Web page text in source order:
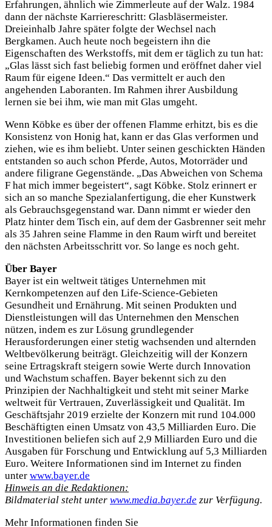
Erfahrungen, ähnlich wie Zimmerleute auf der Walz. 1984
dann der nächste Karriereschritt: Glasbläsermeister.
Dreieinhalb Jahre später folgte der Wechsel nach
Bergkamen. Auch heute noch begeistern ihn die
Eigenschaften des Werkstoffs, mit dem er täglich zu tun hat:
„Glas lässt sich fast beliebig formen und eröffnet daher viel
Raum für eigene Ideen.“ Das vermittelt er auch den
angehenden Laboranten. Im Rahmen ihrer Ausbildung
lernen sie bei ihm, wie man mit Glas umgeht.
Wenn Köbke es über der offenen Flamme erhitzt, bis es die
Konsistenz von Honig hat, kann er das Glas verformen und
ziehen, wie es ihm beliebt. Unter seinen geschickten Händen
entstanden so auch schon Pferde, Autos, Motorräder und
andere filigrane Gegenstände. „Das Abweichen von Schema
F hat mich immer begeistert“, sagt Köbke. Stolz erinnert er
sich an so manche Spezialanfertigung, die eher Kunstwerk
als Gebrauchsgegenstand war. Dann nimmt er wieder den
Platz hinter dem Tisch ein, auf dem der Gasbrenner seit mehr
als 35 Jahren seine Flamme in den Raum wirft und bereitet
den nächsten Arbeitsschritt vor. So lange es noch geht.
Über Bayer
Bayer ist ein weltweit tätiges Unternehmen mit
Kernkompetenzen auf den Life-Science-Gebieten
Gesundheit und Ernährung. Mit seinen Produkten und
Dienstleistungen will das Unternehmen den Menschen
nützen, indem es zur Lösung grundlegender
Herausforderungen einer stetig wachsenden und alternden
Weltbevölkerung beiträgt. Gleichzeitig will der Konzern
seine Ertragskraft steigern sowie Werte durch Innovation
und Wachstum schaffen. Bayer bekennt sich zu den
Prinzipien der Nachhaltigkeit und steht mit seiner Marke
weltweit für Vertrauen, Zuverlässigkeit und Qualität. Im
Geschäftsjahr 2019 erzielte der Konzern mit rund 104.000
Beschäftigten einen Umsatz von 43,5 Milliarden Euro. Die
Investitionen beliefen sich auf 2,9 Milliarden Euro und die
Ausgaben für Forschung und Entwicklung auf 5,3 Milliarden
Euro. Weitere Informationen sind im Internet zu finden
unter www.bayer.de
Hinweis an die Redaktionen:
Bildmaterial steht unter www.media.bayer.de zur Verfügung.
Mehr Informationen finden Sie